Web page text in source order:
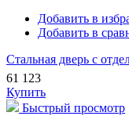
Добавить в
Добавить в
Стальная дверь с
61 123
Купить
Быстрый просмотр